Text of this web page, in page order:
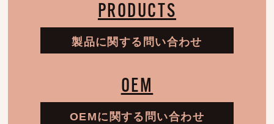
PRODUCTS
製品に関する問い合わせ
OEM
OEMに関する問い合わせ